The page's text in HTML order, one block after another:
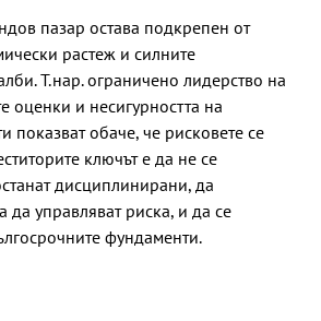
пазар остава подкрепен от
растеж и силните
Т.нар. ограничено лидерство на
оценки и несигурността на
показват обаче, че рисковете се
ключът е да не се
дисциплинирани, да
да управляват риска, и да се
фундаменти.